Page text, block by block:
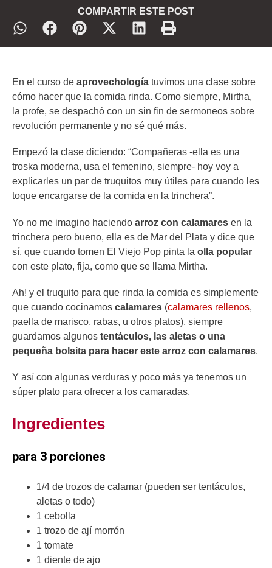
COMPARTIR ESTE POST
En el curso de aprovechología tuvimos una clase sobre
cómo hacer que la comida rinda. Como siempre, Mirtha,
la profe, se despachó con un sin fin de sermoneos sobre
revolución permanente y no sé qué más.
Empezó la clase diciendo: “Compañeras -ella es una
troska moderna, usa el femenino, siempre- hoy voy a
explicarles un par de truquitos muy útiles para cuando les
toque encargarse de la comida en la trinchera”.
Yo no me imagino haciendo arroz con calamares en la
trinchera pero bueno, ella es de Mar del Plata y dice que
sí, que cuando tomen El Viejo Pop pinta la olla popular
con este plato, fija, como que se llama Mirtha.
Ah! y el truquito para que rinda la comida es simplemente
que cuando cocinamos calamares (calamares rellenos,
paella de marisco, rabas, u otros platos), siempre
guardamos algunos tentáculos, las aletas o una
pequeña bolsita para hacer este arroz con calamares.
Y así con algunas verduras y poco más ya tenemos un
súper plato para ofrecer a los camaradas.
Ingredientes
para 3 porciones
1/4 de trozos de calamar (pueden ser tentáculos,
aletas o todo)
1 cebolla
1 trozo de ají morrón
1 tomate
1 diente de ajo